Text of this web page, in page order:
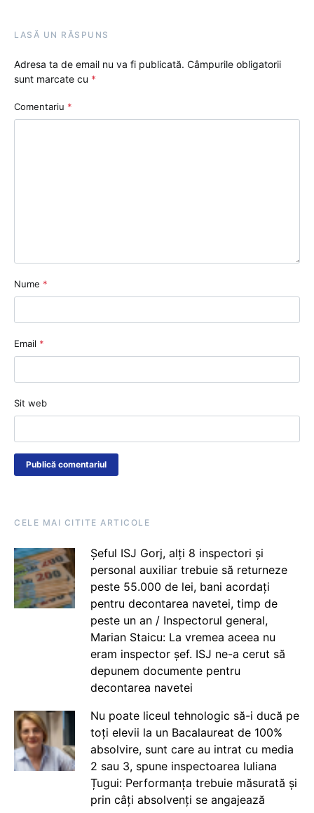
LASĂ UN RĂSPUNS
Adresa ta de email nu va fi publicată. Câmpurile obligatorii
sunt marcate cu *
Comentariu *
Nume *
Email *
Sit web
CELE MAI CITITE ARTICOLE
Șeful ISJ Gorj, alți 8 inspectori și
personal auxiliar trebuie să returneze
peste 55.000 de lei, bani acordați
pentru decontarea navetei, timp de
peste un an / Inspectorul general,
Marian Staicu: La vremea aceea nu
eram inspector șef. ISJ ne-a cerut să
depunem documente pentru
decontarea navetei
Nu poate liceul tehnologic să-i ducă pe
toți elevii la un Bacalaureat de 100%
absolvire, sunt care au intrat cu media
2 sau 3, spune inspectoarea Iuliana
Țugui: Performanța trebuie măsurată și
prin câți absolvenți se angajează